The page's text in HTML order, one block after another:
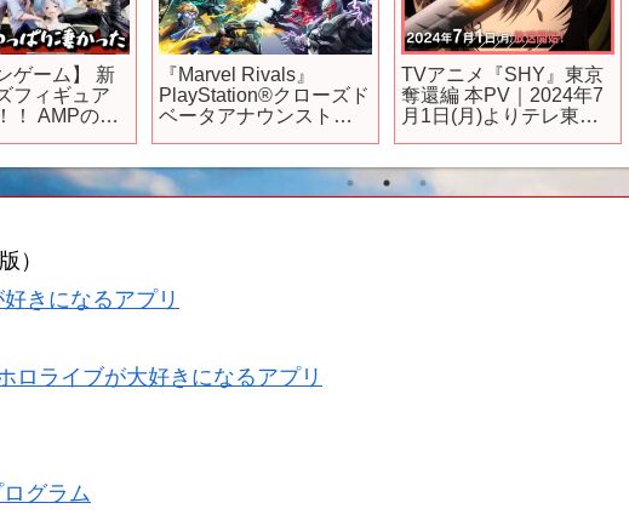
ゲーム】 新
フィギュア
！ AMPのブ
封】 キャロ
『Marvel Rivals』
PlayStation®クローズド
ベータアナウンストレ
TVアニメ『SHY』東京
奪還編 本PV｜2024年7
月1日(月)よりテレ東系
）
きになるアプリ
ライブが大好きになるアプリ
グラム